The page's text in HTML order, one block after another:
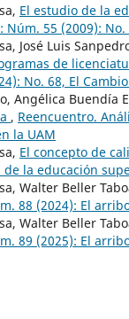
El estudio de la
55 (2009):
José Luis
de
No. 68, El
Angélica Buendía
, Reencuentro.
la UAM
El concepto de
de la educación
Walter Beller
88 (2024): El
Walter Beller
89 (2025): El